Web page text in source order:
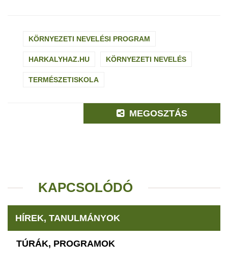
KÖRNYEZETI NEVELÉSI PROGRAM
HARKALYHAZ.HU KÖRNYEZETI NEVELÉS
TERMÉSZETISKOLA
MEGOSZTÁS
KAPCSOLÓDÓ
HÍREK, TANULMÁNYOK
TÚRÁK, PROGRAMOK